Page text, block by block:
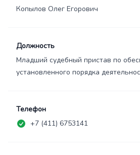
Копылов Олег Егорович
Должность
Младший судебный пристав по
установленного порядка
Телефон
+7 (411) 6753141